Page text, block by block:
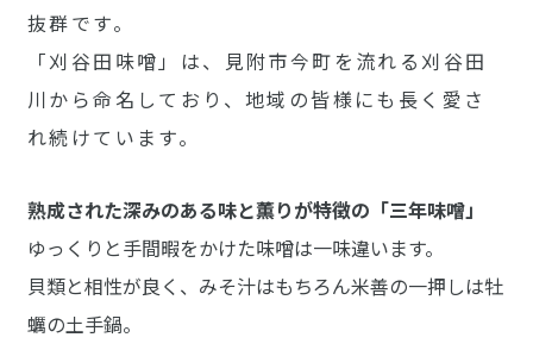
抜群です。
「刈谷田味噌」は、見附市今町を流れる刈谷田
川から命名しており、地域の皆様にも長く愛さ
れ続けています。
熟成された深みのある味と薫りが特徴の「三年味噌」
ゆっくりと手間暇をかけた味噌は一味違います。
貝類と相性が良く、みそ汁はもちろん米善の一押しは牡
蠣の土手鍋。